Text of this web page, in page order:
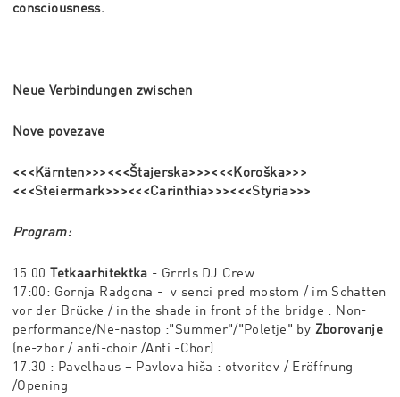
consciousness.
Neue Verbindungen zwischen
Nove povezave
<<<Kärnten>>><<<Štajerska>>><<<Koroška>>>
<<<Steiermark>>><<<Carinthia>>><<<Styria>>>
Program:
15.00 Tetkaarhitektka - Grrrls DJ Crew
17:00: Gornja Radgona - v senci pred mostom / im Schatten
vor der Brücke / in the shade in front of the bridge : Non-
performance/Ne-nastop :"Summer"/"Poletje" by Zborovanje
(ne-zbor / anti-choir /Anti -Chor)
17.30 : Pavelhaus – Pavlova hiša : otvoritev / Eröffnung
/Opening